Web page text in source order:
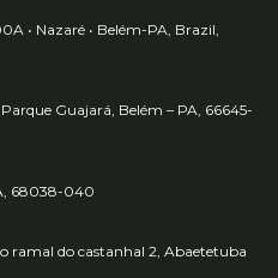
• Nazaré • Belém-PA, Brazil,
Guajará, Belém – PA, 66645-
68038-040
ramal do castanhal 2, Abaetetuba